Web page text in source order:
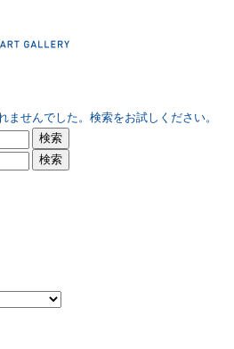
ませんでした。検索をお試しください。
検索
検索